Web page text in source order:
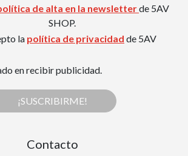
de alta en la newsletterde 5AV
SHOP.
la política de privacidad de 5AV
en recibir publicidad.
¡SUSCRIBIRME!
Contacto